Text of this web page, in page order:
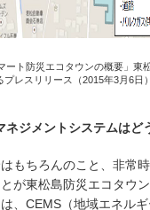
ート防災エコタウンの概要」東
プレスリリース（2015年3月6日
ネジメントシステムはど
もちろんのこと、非常
が東松島防災エコタウ
、CEMS（地域エネル